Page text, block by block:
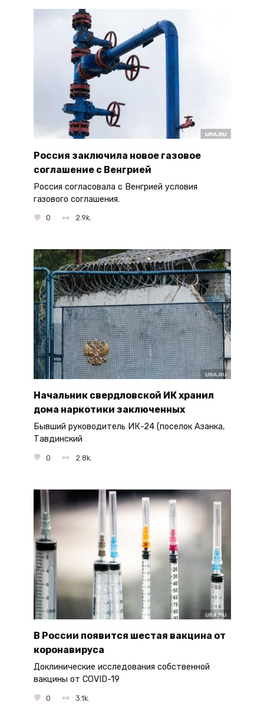
Россия заключила новое газовое
соглашение с Венгрией
Россия согласовала с Венгрией условия
газового соглашения.
0 2.9k.
Начальник свердловской ИК хранил
дома наркотики заключенных
Бывший руководитель ИК-24 (поселок Азанка,
Тавдинский
0 2.8k.
В России появится шестая вакцина от
коронавируса
Доклинические исследования собственной
вакцины от COVID-19
0 3.1k.